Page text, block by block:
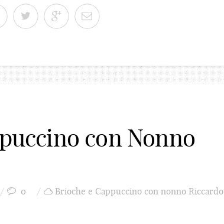
con Nonno
0
Brioche e Cappuccino con nonno Riccardo